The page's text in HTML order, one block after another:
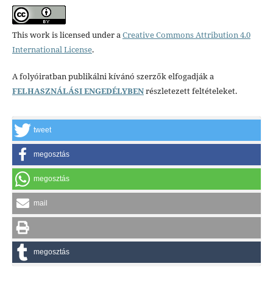
This work is licensed under aCreative Commons Attribution 4.0
International License.
A folyóiratban publikálni kívánó szerzők elfogadják a
FELHASZNÁLÁSI ENGEDÉLYBENrészletezett feltételeket.
tweet
megosztás
megosztás
mail
megosztás